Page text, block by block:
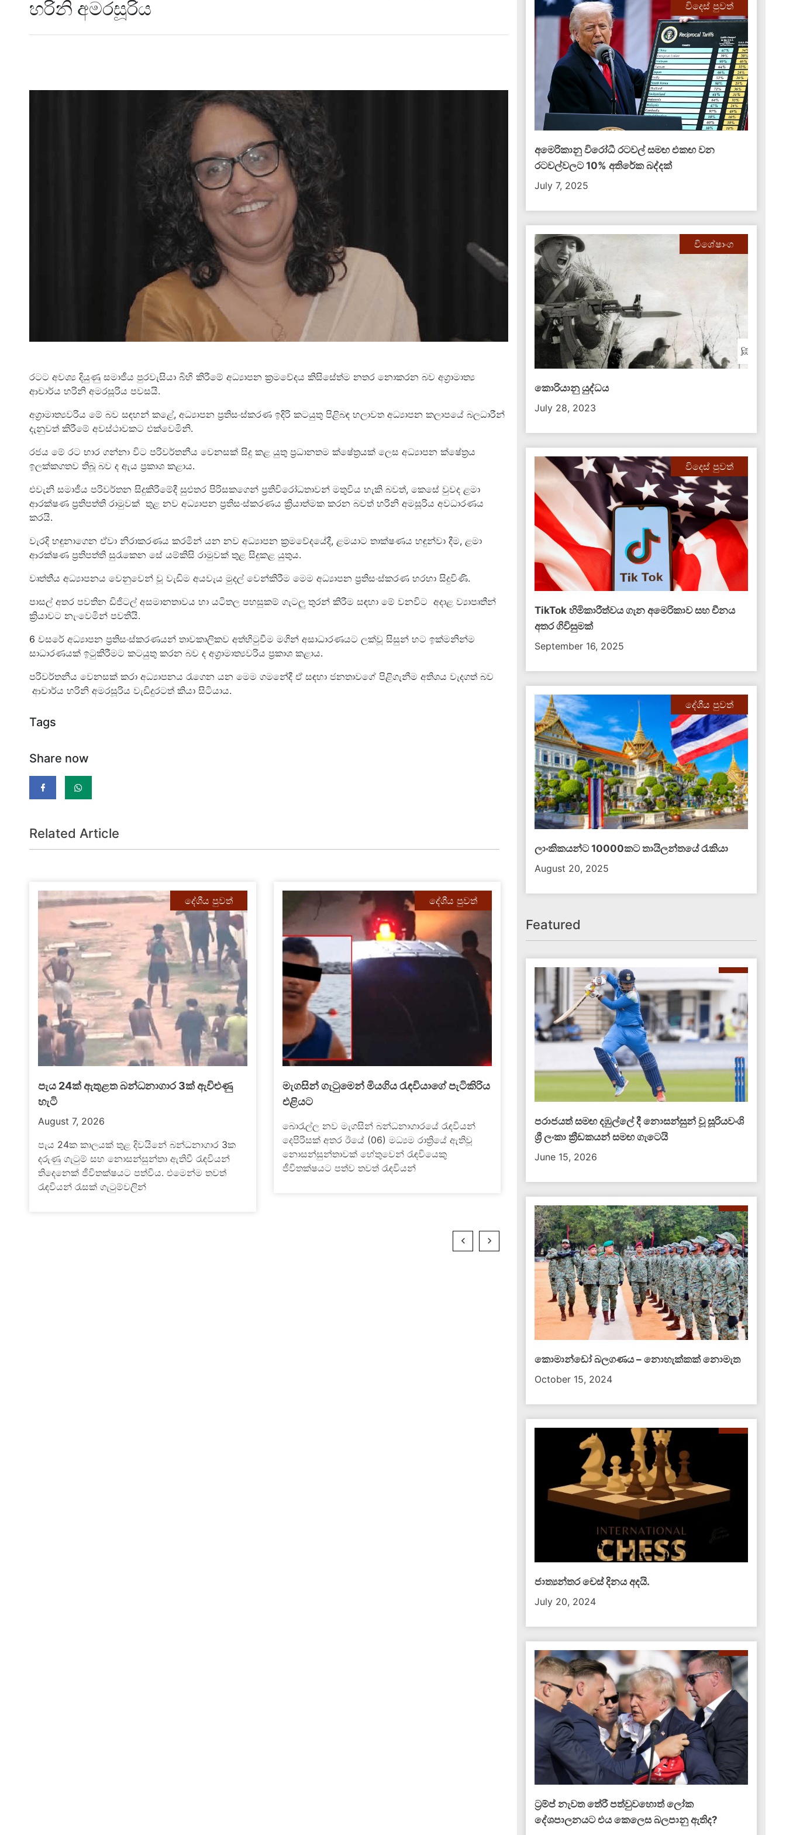
හරිනි අමරසූරිය
රටට අවශ්‍ය දියුණු සමාජීය පුරවැසියා බිහි කිරීමේ අධ්‍යාපන ක්‍රමවේදය කිසිසේත්ම නතර නොකරන බව අග්‍රාමාත්‍ය
ආචාර්ය හරිනි අමරසූරිය පවසයි.
අග්‍රාමාත්‍යවරිය මේ බව සඳහන් කළේ, අධ්‍යාපන ප්‍රතිසංස්කරණ ඉදිරි කටයුතු පිළිබඳ හලාවත අධ්‍යාපන කලාපයේ බලධාරීන්
දැනුවත් කිරීමේ අවස්ථාවකට එක්වෙමිනි.
රජය මේ රට භාර ගන්නා විට පරිවර්තනීය වෙනසක් සිදු කළ යුතු ප්‍රධානතම ක්ෂේත්‍රයක් ලෙස අධ්‍යාපන ක්ෂේත්‍රය
ඉලක්කගතව තිබූ බව ද ඇය ප්‍රකාශ කළාය.
එවැනි සමාජීය පරිවර්තන සිදුකිරීමේදී සුළුතර පිරිසකගෙන් ප්‍රතිවිරෝධතාවන් මතුවිය හැකි බවත්, කෙසේ වුවද ළමා
ආරක්ෂණ ප්‍රතිපත්ති රාමුවක් තුළ නව අධ්‍යාපන ප්‍රතිසංස්කරණය ක්‍රියාත්මක කරන බවත් හරිනි අමසූරිය අවධාරණය
කරයි.
වැරදි හඳුනාගෙන ඒවා නිරාකරණය කරමින් යන නව අධ්‍යාපන ක්‍රමවේදයේදී, ළමයාට තාක්ෂණය හඳුන්වා දීම, ළමා
ආරක්ෂණ ප්‍රතිපත්ති සුරැකෙන සේ යම්කිසි රාමුවක් තුළ සිදුකළ යුතුය.
වෘත්තීය අධ්‍යාපනය වෙනුවෙන් වූ වැඩිම අයවැය මුදල් වෙන්කිරීම මෙම අධ්‍යාපන ප්‍රතිසංස්කරණ හරහා සිදුවිණි.
පාසල් අතර පවතින ඩිජිටල් අසමානතාවය හා යටිතල පහසුකම් ගැටලු තුරන් කිරීම සඳහා මේ වනවිට අදාළ ව්‍යාපෘතීන්
ක්‍රියාවට නැංවෙමින් පවතියි.
6 වසරේ අධ්‍යාපන ප්‍රතිසංස්කරණයන් තාවකාලිකව අත්හිටුවීම මගින් අසාධාරණයට ලක්වූ සිසුන් හට ඉක්මනින්ම
සාධාරණයක් ඉටුකිරීමට කටයුතු කරන බව ද අග්‍රාමාත්‍යවරිය ප්‍රකාශ කළාය.
පරිවර්තනීය වෙනසක් කරා අධ්‍යාපනය රැගෙන යන මෙම ගමනේදී ඒ සඳහා ජනතාවගේ පිළිගැනීම අතිශය වැදගත් බව
ආචාර්ය හරිනි අමරසූරිය වැඩිදුරටත් කියා සිටියාය.
Tags
Share now
Related Article
දේශීය පුවත්
මැගසින් ගැටුමෙන් මියගිය රැඳවියාගේ පැටිකිරිය
එළියට
බොරැල්ල නව මැගසින් බන්ධනාගාරයේ රැඳවියන්
දෙපිරිසක් අතර ඊයේ (06) මධ්‍යම රාත්‍රියේ ඇතිවූ
නොසන්සුන්තාවක් හේතුවෙන් රැඳවියෙකු
ජීවිතක්ෂයට පත්ව තවත් රැඳවියන්
දේශීය පුවත්
මීගමුව බන්ධනාගාරය ලෙයින් තෙත් කළ
ගැටුමේ සම්පූර්ණ කතාව
July 5, 2026
මීගමුව බන්ධනාගාරය තුළ අද (05) දහවල් රැඳවියන්
දෙපිරිසක් අතර ඇතිවූ ගැටුම "බූරු මූණා" නම් පාතාල
කල්ලි සාමාජිකයා සමග සමීප සබඳතා පවත්වන
පැය 24ක් ඇතුළත බන්ධනාගාර 3ක් ඇවිළුණු
හැටි
August 7, 2026
පැය 24ක කාලයක් තුළ දිවයිනේ බන්ධනාගාර 3ක
දරුණු ගැටුම් සහ නොසන්සුන්තා ඇතිවී රැඳවියන්
විදෙස් පුවත්
අමෙරිකානු විරෝධී රටවල් සමඟ එකඟ වන
රටවල්වලට 10% අතිරේක බද්දක්
July 7, 2025
විශේෂාංග
කොරියානු යුද්ධය
July 28, 2023
විදෙස් පුවත්
TikTok හිමිකාරීත්වය ගැන අමෙරිකාව සහ චීනය
අතර ගිවිසුමක්
September 16, 2025
දේශීය පුවත්
ලාංකිකයන්ට 10000කට තායිලන්තයේ රැකියා
August 20, 2025
Featured
පරාජයත් සමඟ දඹුල්ලේ දී නොසන්සුන් වූ සූරියවංශි
ශ්‍රී ලංකා ක්‍රීඩකයන් සමඟ ගැටෙයි
June 15, 2026
කොමාන්ඩෝ බලගණය – නොහැක්කක් නොමැත​
October 15, 2024
ජාත්‍යන්තර චෙස් දිනය අදයි.
July 20, 2024
ට්‍රම්ප් නැවත තේරී පත්වුවහොත් ලෝක
දේශපාලනයට එය කෙලෙස බලපානු ඇතිද​?